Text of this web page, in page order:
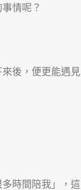
情呢？
後，便更能遇見
時間陪我」，這